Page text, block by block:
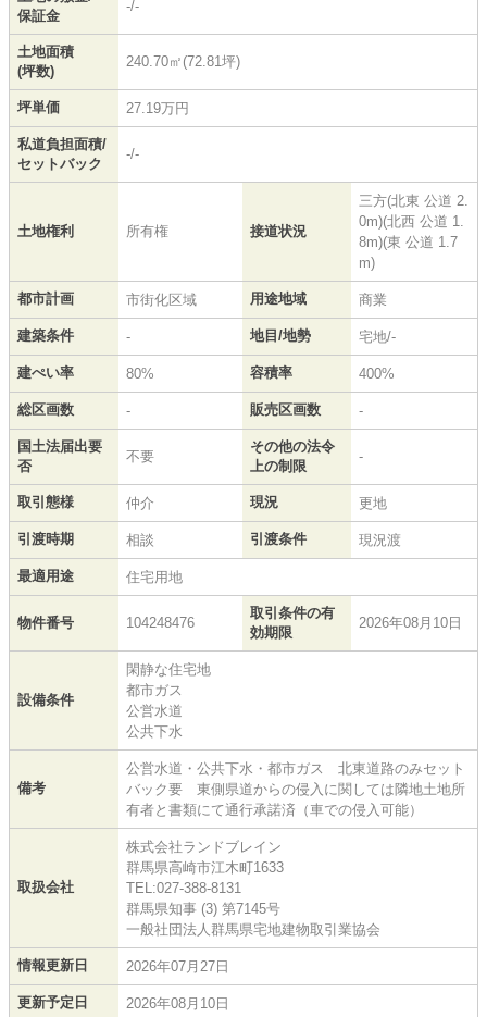
保証金
-/-
土地面積
(坪数)
240.70㎡(72.81坪)
坪単価 27.19万円
私道負担面積/
セットバック
-/-
土地権利 所有権 接道状況
三方(北東 公道 2.
0m)(北西 公道 1.
8m)(東 公道 1.7
m)
都市計画 市街化区域 用途地域 商業
建築条件 - 地目/地勢 宅地/-
建ぺい率 80% 容積率 400%
総区画数 - 販売区画数 -
国土法届出要
否
不要
その他の法令
上の制限
-
取引態様 仲介 現況 更地
引渡時期 相談 引渡条件 現況渡
最適用途 住宅用地
物件番号 104248476
取引条件の有
効期限
2026年08月10日
設備条件
閑静な住宅地
都市ガス
公営水道
公共下水
備考
公営水道・公共下水・都市ガス 北東道路のみセット
バック要 東側県道からの侵入に関しては隣地土地所
有者と書類にて通行承諾済（車での侵入可能）
取扱会社
株式会社ランドブレイン
群馬県高崎市江木町1633
TEL:027-388-8131
群馬県知事 (3) 第7145号
一般社団法人群馬県宅地建物取引業協会
情報更新日 2026年07月27日
更新予定日 2026年08月10日